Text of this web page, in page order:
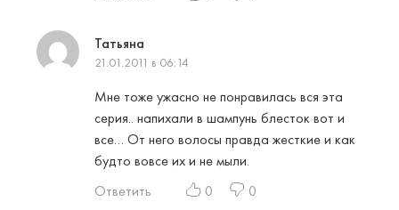
Татьяна
21.01.2011 в 06:14
Мне тоже ужасно не понравилась вся эта
серия.. напихали в шампунь блесток вот и
все… От него волосы правда жесткие и как
будто вовсе их и не мыли.
Ответить
0 0